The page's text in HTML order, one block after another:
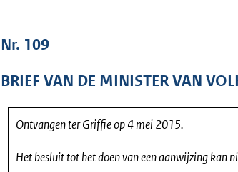
o
o
t
Nr. 109
BRIEF VAN DE MINISTER VAN
Ontvangen ter Griffie op 4 mei 2015.
Het besluit tot het doen van een aanwijzing kan